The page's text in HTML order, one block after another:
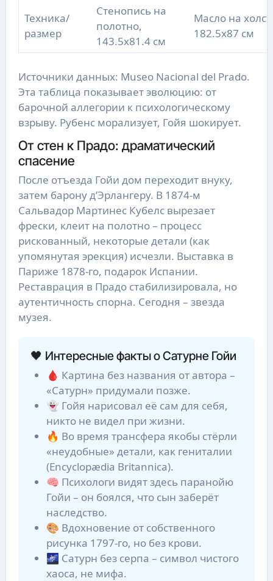
Техника/
размер
Стенопись на
полотно,
143.5x81.4 см
Масло на
182.5x87 см
Источники данных: Museo Nacional del Prado.
Эта таблица показывает эволюцию: от
барочной аллегории к психологическому
взрыву. Рубенс морализует, Гойя шокирует.
От стен к Прадо: драматический
спасение
После отъезда Гойи дом переходит внуку,
затем барону д’Эрлангеру. В 1874-м
Сальвадор Мартинес Кубелс вырезает
фрески, клеит на полотно – процесс
рискованный, некоторые детали (как
упомянутая эрекция) исчезли. Выставка в
Париже 1878-го, подарок Испании.
Реставрация в Прадо стабилизировала, но
аутентичность спорна. Сегодня – звезда
музея.
🖤 Интересные факты о Сатурне Гойи
🩸 Картина без названия от автора –
«Сатурн» придумали позже.
👻 Гойя нарисовал её сам для себя,
никто не видел при жизни.
🔥 Во время трансфера якобы стёрли
«неудобные» детали, как гениталии
(Encyclopædia Britannica).
🧠 Психологи видят здесь паранойю
Гойи – он боялся, что сын заберёт
наследство.
🎨 Вдохновение от собственного
рисунка 1797-го, но без крови.
🌌 Сатурн без серпа – символ чистого
хаоса, не мифа.